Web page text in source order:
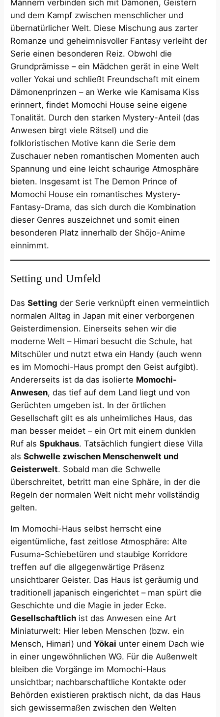
Männern verbinden sich mit Dämonen, Geistern
und dem Kampf zwischen menschlicher und
übernatürlicher Welt. Diese Mischung aus zarter
Romanze und geheimnisvoller Fantasy verleiht der
Serie einen besonderen Reiz. Obwohl die
Grundprämisse – ein Mädchen gerät in eine Welt
voller Yokai und schließt Freundschaft mit einem
Dämonenprinzen – an Werke wie Kamisama Kiss
erinnert, findet Momochi House seine eigene
Tonalität. Durch den starken Mystery-Anteil (das
Anwesen birgt viele Rätsel) und die
folkloristischen Motive kann die Serie dem
Zuschauer neben romantischen Momenten auch
Spannung und eine leicht schaurige Atmosphäre
bieten. Insgesamt ist The Demon Prince of
Momochi House ein romantisches Mystery-
Fantasy-Drama, das sich durch die Kombination
dieser Genres auszeichnet und somit einen
besonderen Platz innerhalb der Shōjo-Anime
einnimmt​.
Setting und Umfeld
DasSetting der Serie verknüpft einen vermeintlich
normalen Alltag in Japan mit einer verborgenen
Geisterdimension. Einerseits sehen wir die
moderne Welt – Himari besucht die Schule, hat
Mitschüler und nutzt etwa ein Handy (auch wenn
es im Momochi-Haus prompt den Geist aufgibt).
Andererseits ist da das isolierte Momochi-
Anwesen, das tief auf dem Land liegt und von
Gerüchten umgeben ist. In der örtlichen
Gesellschaft gilt es als unheimliches Haus, das
man besser meidet – ein Ort mit einem dunklen
Ruf alsSpukhaus. Tatsächlich fungiert diese Villa
alsSchwelle zwischen Menschenwelt und
Geisterwelt​. Sobald man die Schwelle
überschreitet, betritt man eine Sphäre, in der die
Regeln der normalen Welt nicht mehr vollständig
gelten.
Im Momochi-Haus selbst herrscht eine
eigentümliche, fast zeitlose Atmosphäre: Alte
Fusuma-Schiebetüren und staubige Korridore
treffen auf die allgegenwärtige Präsenz
unsichtbarer Geister. Das Haus ist geräumig und
traditionell japanisch eingerichtet – man spürt die
Geschichte und die Magie in jeder Ecke.
Gesellschaftlich ist das Anwesen eine Art
Miniaturwelt: Hier leben Menschen (bzw. ein
Mensch, Himari) undYōkai unter einem Dach wie
in einer ungewöhnlichen WG. Für die Außenwelt
bleiben die Vorgänge im Momochi-Haus
unsichtbar; nachbarschaftliche Kontakte oder
Behörden existieren praktisch nicht, da das Haus
sich gewissermaßen zwischen den Welten